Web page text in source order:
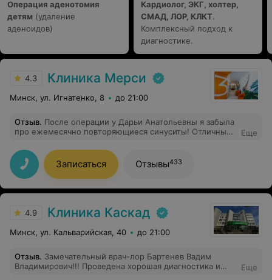
Операция аденотомия
детям (удаление
аденоидов)
Кардиолог, ЭКГ, холтер,
СМАД, ЛОР, КЛКТ.
Комплексный подход к
диагностике.
4.3 Клиника Мерси
Минск, ул. Игнатенко, 8 до 21:00
Отзыв. После операции у Дарьи Анатольевны я забыла
про ежемесячно повторяющиеся синуситы! Отличный,
благодарна.
Еще
Записаться Отзывы433
4.9 Клиника Каскад
Минск, ул. Кальварийская, 40 до 21:00
Отзыв. Замечательный врач-лор Бартенев Вадим
Владимирович!!! Проведена хорошая диагностика и
Еще